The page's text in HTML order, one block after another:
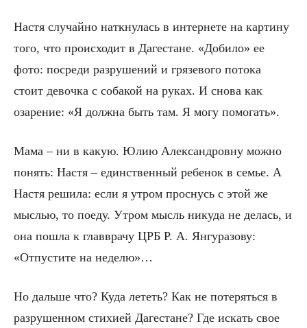
Настя случайно наткнулась в интернете на картину
того, что происходит в Дагестане. «Добило» ее
фото: посреди разрушений и грязевого потока
стоит девочка с собакой на руках. И снова как
озарение: «Я должна быть там. Я могу помогать».
Мама – ни в какую. Юлию Александровну можно
понять: Настя – единственный ребенок в семье. А
Настя решила: если я утром проснусь с этой же
мыслью, то поеду. Утром мысль никуда не делась, и
она пошла к главврачу ЦРБ Р. А. Янгуразову:
«Отпустите на неделю»…
Но дальше что? Куда лететь? Как не потеряться в
разрушенном стихией Дагестане? Где искать свое